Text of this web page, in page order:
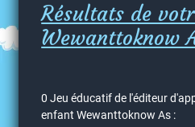
Résultats de
Wewanttoknow
0 Jeu éducatif de l'éditeur
enfant Wewanttoknow As :